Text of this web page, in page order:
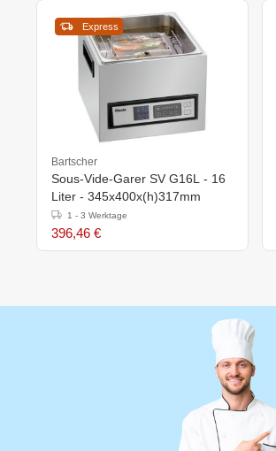
Express
Bartscher
Sous-Vide-Garer SV G16L - 16
Liter - 345x400x(h)317mm
1 - 3 Werktage
396,46 €